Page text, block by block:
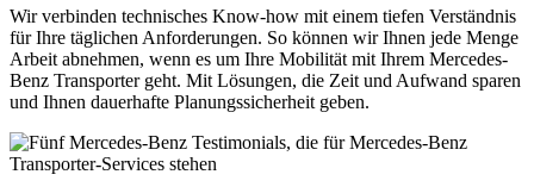
Wir verbinden technisches Know-how mit einem tiefen Verständnis
für Ihre täglichen Anforderungen. So können wir Ihnen jede Menge
Arbeit abnehmen, wenn es um Ihre Mobilität mit Ihrem Mercedes-
Benz Transporter geht. Mit Lösungen, die Zeit und Aufwand sparen
und Ihnen dauerhafte Planungssicherheit geben.